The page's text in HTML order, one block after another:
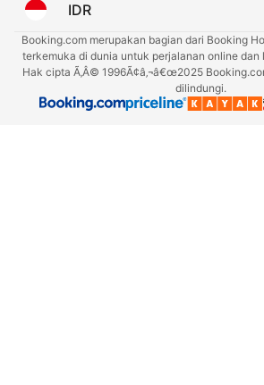
IDR
Booking.com merupakan bagian dari Booking
terkemuka di dunia untuk perjalanan online
Hak cipta Ã‚Â© 1996Ã¢â‚¬â€œ2025
dilindungi.